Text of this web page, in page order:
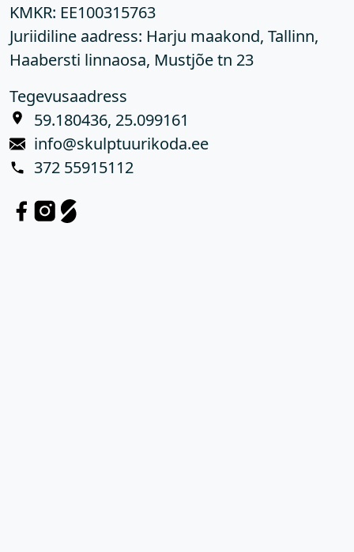
KMKR: EE100315763
Juriidiline aadress: Harju maakond, Tallinn,
Haabersti linnaosa, Mustjõe tn 23
Tegevusaadress
59.180436, 25.099161
info@skulptuurikoda.ee
372 55915112